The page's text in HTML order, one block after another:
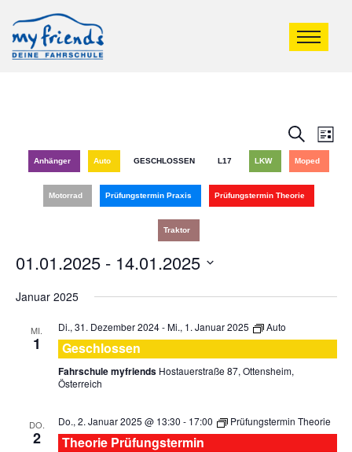
und
SucheListe
Anhänger Auto GESCHLOSSEN L17 LKW Moped
Motorrad Prüfungstermin Praxis Prüfungstermin Theorie
Traktor
01.01.2025 - 14.01.2025
wählen.
Januar 2025
MI.
1
Di., 31. Dezember 2024-Mi., 1. Januar 2025 Auto
Geschlossen
Fahrschule myfriends Hostauerstraße 87, Ottensheim,
Österreich
DO.
2
Do., 2. Januar 2025 @ 13:30 - 17:00 Prüfungstermin Theorie
Theorie Prüfungstermin